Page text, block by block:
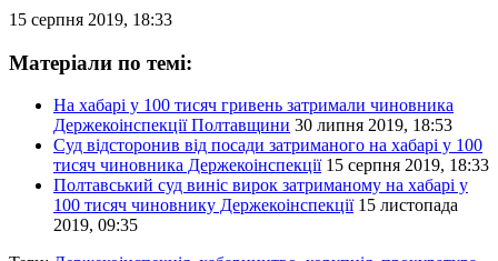
15 серпня 2019, 18:33
Матеріали по темі:
На хабарі у 100 тисяч гривень затримали чиновника
Держекоінспекції Полтавщини 30 липня 2019, 18:53
Суд відсторонив від посади затриманого на хабарі у 100
тисяч чиновника Держекоінспекції 15 серпня 2019, 18:33
Полтавський суд виніс вирок затриманому на хабарі у
100 тисяч чиновнику Держекоінспекції 15 листопада
2019, 09:35